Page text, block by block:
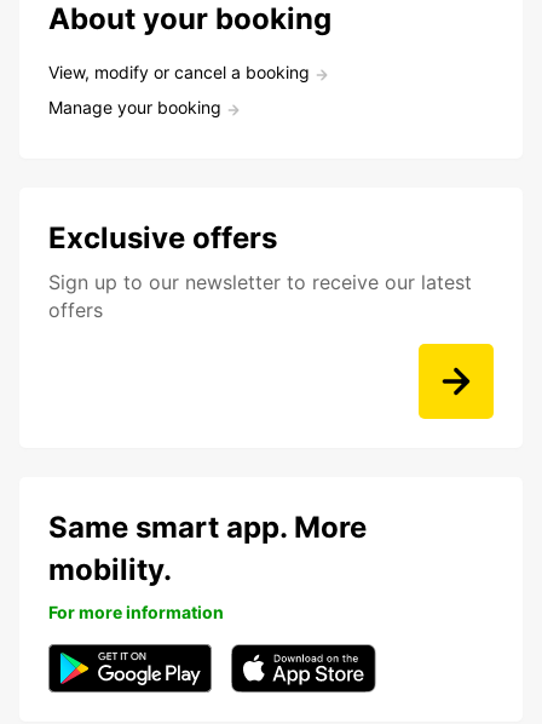
About your booking
View, modify or cancel a booking
Manage your booking
Exclusive offers
Sign up to our newsletter to receive our latest
offers
Same smart app. More
mobility.
For more information